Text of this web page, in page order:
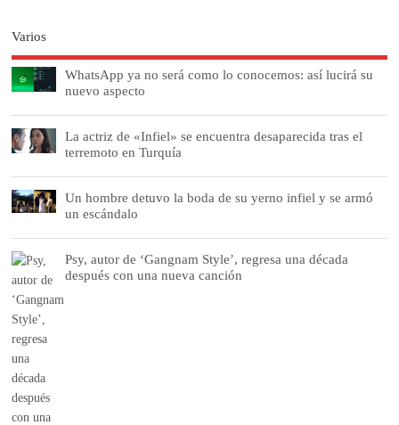
Varios
WhatsApp ya no será como lo conocemos: así lucirá su
nuevo aspecto
La actriz de «Infiel» se encuentra desaparecida tras el
terremoto en Turquía
Un hombre detuvo la boda de su yerno infiel y se armó
un escándalo
Psy, autor de ‘Gangnam Style’, regresa una década
después con una nueva canción